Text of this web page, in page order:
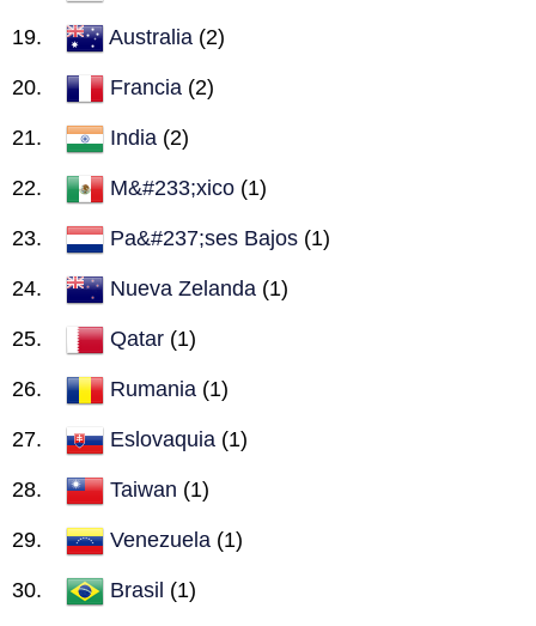
Australia (2)
Francia (2)
India (2)
M&#233;xico (1)
Pa&#237;ses Bajos (1)
Nueva Zelanda (1)
Qatar (1)
Rumania (1)
Eslovaquia (1)
Taiwan (1)
Venezuela (1)
Brasil (1)